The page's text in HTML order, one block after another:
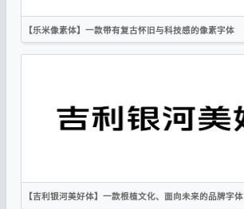
【乐米像素体】一款带有复古怀旧与科技感的像素字体
简体
科技
【吉利银河美好体】一款根植文化、面向未来的品牌字体